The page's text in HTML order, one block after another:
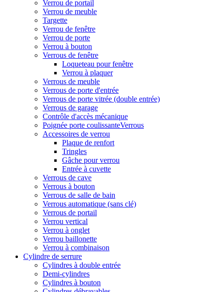
Verrou de portail
Verrou de meuble
Targette
Verrou de fenêtre
Verrou de porte
Verrou à bouton
Verrous de fenêtre
Loqueteau pour fenêtre
Verrou à plaquer
Verrous de meuble
Verrous de porte d'entrée
Verrous de porte vitrée (double entrée)
Verrous de garage
Contrôle d'accès mécanique
Poignée porte coulissanteVerrous
Accessoires de verrou
Plaque de renfort
Tringles
Gâche pour verrou
Entrée à cuvette
Verrous de cave
Verrous à bouton
Verrous de salle de bain
Verrous automatique (sans clé)
Verrous de portail
Verrou vertical
Verrou à onglet
Verrou baillonette
Verrou à combinaison
Cylindre de serrure
Cylindres à double entrée
Demi-cylindres
Cylindres à bouton